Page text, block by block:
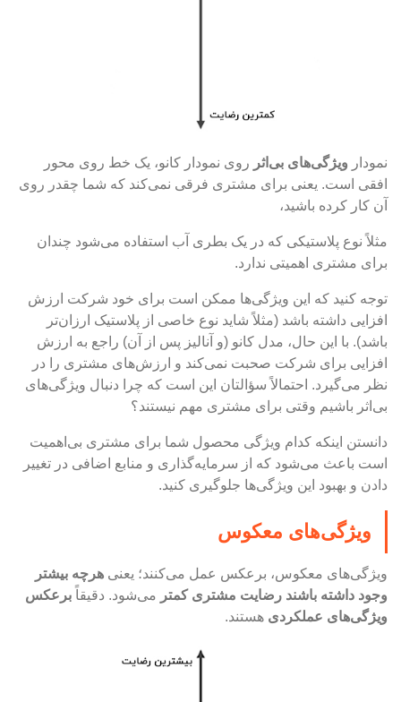
نمودار ویژگی‌های بی‌اثر روی نمودار کانو، یک خط روی محور
افقی است. یعنی برای مشتری فرقی نمی‌کند که شما چقدر روی
آن کار کرده باشید،
مثلاً نوع پلاستیکی که در یک بطری آب استفاده می‌شود چندان
برای مشتری اهمیتی ندارد.
توجه کنید که این ویژگی‌ها ممکن است برای خود شرکت ارزش
افزایی داشته باشد (مثلاً شاید نوع خاصی از پلاستیک ارزان‌تر
باشد). با این حال، مدل کانو (و آنالیز پس از آن) راجع به ارزش
افزایی برای شرکت صحبت نمی‌کند و ارزش‌های مشتری را در
نظر می‌گیرد. احتمالاً سؤالتان این است که چرا دنبال ویژگی‌های
بی‌اثر باشیم وقتی برای مشتری مهم نیستند؟
دانستن اینکه کدام ویژگی محصول شما برای مشتری بی‌اهمیت
است باعث می‌شود که از سرمایه‌گذاری و منابع اضافی در تغییر
دادن و بهبود این ویژگی‌ها جلوگیری کنید.
ویژگی‌های معکوس
ویژگی‌های معکوس، برعکس عمل می‌کنند؛ یعنی هرچه بیشتر
وجود داشته باشند رضایت مشتری کمتر می‌شود. دقیقاً برعکس
ویژگی‌های عملکردی هستند.